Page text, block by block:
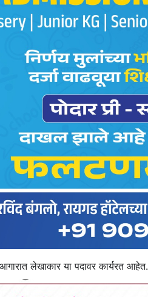
लेखाकार या पदावर कार्यरत आहेत.